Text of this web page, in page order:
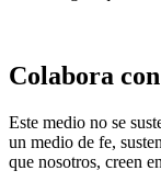
Colabora
Este medio no se
un medio de fe,
que nosotros, creen